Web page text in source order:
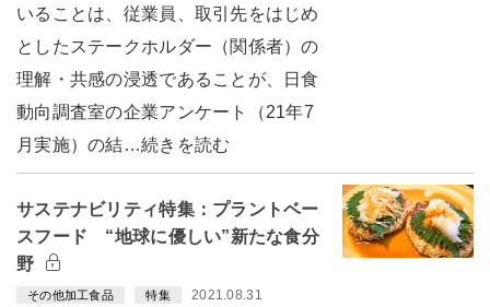
いることは、従業員、取引先をはじめ
としたステークホルダー（関係者）の
理解・共感の浸透であることが、日食
動向調査室の企業アンケート（21年7
月実施）の結…続きを読む
サステナビリティ特集：プラントベー
スフード “地球に優しい”新たな食分
野
その他加工食品 特集 2021.08.31